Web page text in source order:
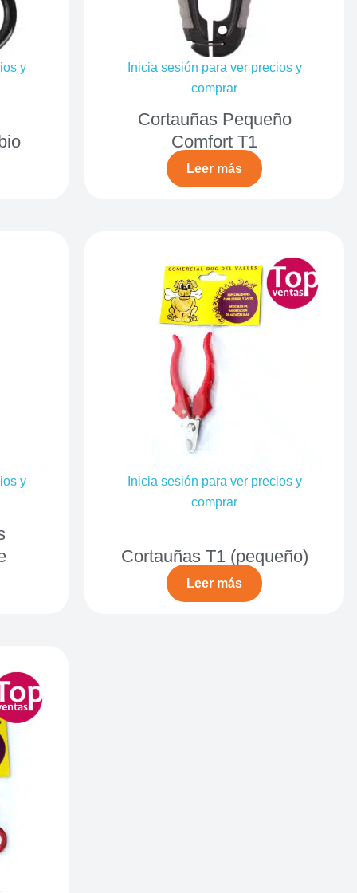
y
Inicia sesión para ver precios y
comprar
Cortauñas Pequeño
Comfort T1
Leer más
y
Inicia sesión para ver precios y
comprar
Cortauñas T1 (pequeño)
Leer más